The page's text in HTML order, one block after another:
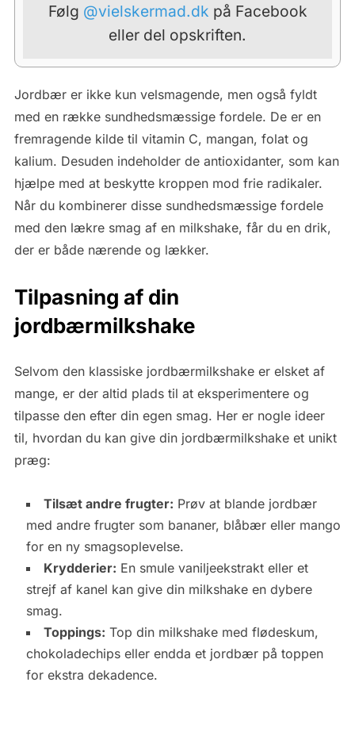
Følg @vielskermad.dk på Facebook
eller del opskriften.
Jordbær er ikke kun velsmagende, men også fyldt
med en række sundhedsmæssige fordele. De er en
fremragende kilde til vitamin C, mangan, folat og
kalium. Desuden indeholder de antioxidanter, som kan
hjælpe med at beskytte kroppen mod frie radikaler.
Når du kombinerer disse sundhedsmæssige fordele
med den lækre smag af en milkshake, får du en drik,
der er både nærende og lækker.
Tilpasning af din
jordbærmilkshake
Selvom den klassiske jordbærmilkshake er elsket af
mange, er der altid plads til at eksperimentere og
tilpasse den efter din egen smag. Her er nogle ideer
til, hvordan du kan give din jordbærmilkshake et unikt
præg:
Tilsæt andre frugter: Prøv at blande jordbær
med andre frugter som bananer, blåbær eller mango
for en ny smagsoplevelse.
Krydderier: En smule vaniljeekstrakt eller et
strejf af kanel kan give din milkshake en dybere
smag.
Toppings: Top din milkshake med flødeskum,
chokoladechips eller endda et jordbær på toppen
for ekstra dekadence.